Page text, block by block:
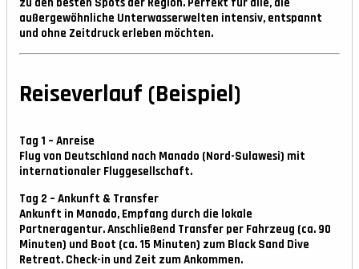
zu den besten Spots der Region. Perfekt für alle, die
außergewöhnliche Unterwasserwelten intensiv, entspannt
und ohne Zeitdruck erleben möchten.
Reiseverlauf (Beispiel)
Tag 1 – Anreise
Flug von Deutschland nach Manado (Nord-Sulawesi) mit
internationaler Fluggesellschaft.
Tag 2 – Ankunft & Transfer
Ankunft in Manado, Empfang durch die lokale
Partneragentur. Anschließend Transfer per Fahrzeug (ca. 90
Minuten) und Boot (ca. 15 Minuten) zum Black Sand Dive
Retreat. Check-in und Zeit zum Ankommen.